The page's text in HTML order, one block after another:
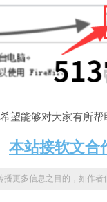
望能够对大家有所帮
本站接软文合
更多信息之目的，如作